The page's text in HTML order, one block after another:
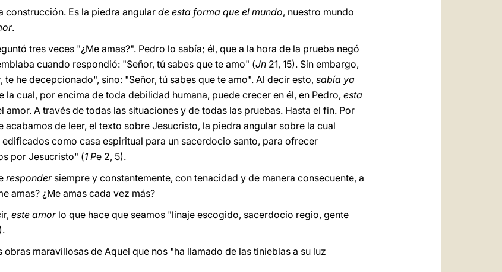
construcción. Es la piedra angular de esta forma que el mundo, nuestro mundo
.
tres veces "¿Me amas?". Pedro lo sabía; él, que a la hora de la prueba negó
cuando respondió: "Señor, tú sabes que te amo" (Jn 21, 15). Sin embargo,
he decepcionado", sino: "Señor, tú sabes que te amo". Al decir esto, sabía ya
cual, por encima de toda debilidad humana, puede crecer en él, en Pedro, esta
amor. A través de todas las situaciones y de todas las pruebas. Hasta el fin. Por
acabamos de leer, el texto sobre Jesucristo, la piedra angular sobre la cual
edificados como casa espiritual para un sacerdocio santo, para ofrecer
por Jesucristo" (1 Pe 2, 5).
respondersiempre y constantemente, con tenacidad y de manera consecuente, a
amas? ¿Me amas cada vez más?
este amorlo que hace que seamos "linaje escogido, sacerdocio regio, gente
maravillosas de Aquel que nos "ha llamado de las tinieblas a su luz